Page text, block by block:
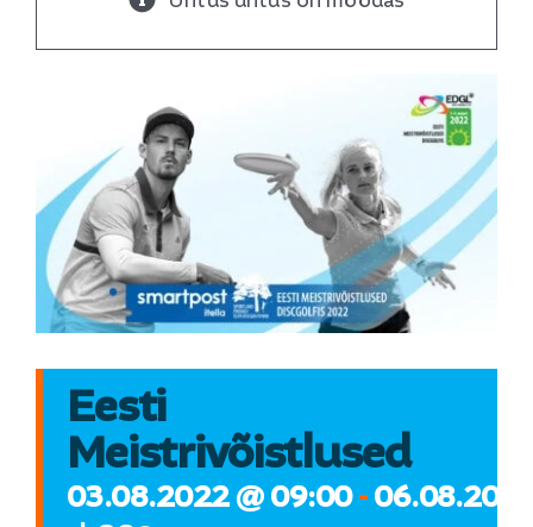
Meedia
Koostöövõimalused
Eesti
Meistrivõistlused
03.08.2022 @ 09:00-